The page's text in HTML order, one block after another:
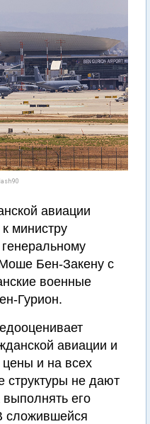
авиации
министру
Бен-Закену с
военные
Гурион.
авиации и
и на всех
структуры не дают
выполнять его
сложившейся